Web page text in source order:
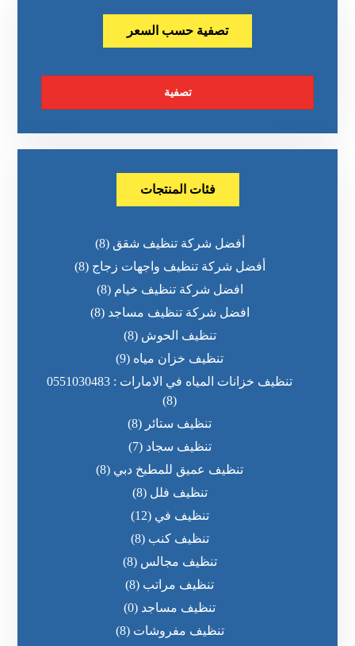
تصفية حسب السعر
تصفية
فئات المنتجات
أفضل شركة تنظيف شقق (8)
أفضل شركة تنظيف واجهات زجاج (8)
افضل شركة تنظيف خيام (8)
افضل شركة تنظيف مساجد (8)
تنظيف الحوش (8)
تنظيف خزان مياه (9)
تنظيف خزانات المياه في الامارات : 0551030483
(8)
تنظيف ستائر (8)
تنظيف سجاد (7)
تنظيف عميق للمطبخ دبي (8)
تنظيف فلل (8)
تنظيف في (12)
تنظيف كنب (8)
تنظيف مجالس (8)
تنظيف مراتب (8)
تنظيف مساجد (0)
تنظيف مفروشات (8)